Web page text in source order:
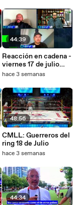
44:39
Reacción en cadena -
viernes 17 de julio
2026
hace 3 semanas
48:56
CMLL: Guerreros del
ring 18 de Julio
hace 3 semanas
44:34